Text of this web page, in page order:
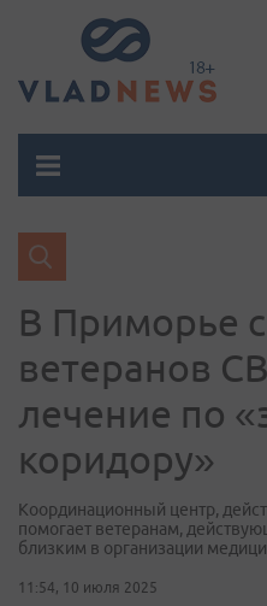
В Приморье
ветеранов
лечение по
коридору»
Координационный центр,
помогает ветеранам,
близким в организации
11:54, 10 июля 2025